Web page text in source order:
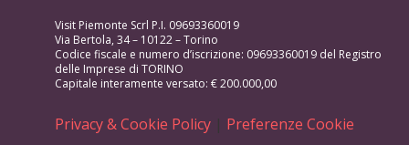
Visit Piemonte Scrl P.I. 09693360019
Via Bertola, 34 – 10122 – Torino
Codice fiscale e numero d’iscrizione: 09693360019 del Registro
delle Imprese di TORINO
Capitale interamente versato: € 200.000,00
Privacy & Cookie Policy | Preferenze Cookie